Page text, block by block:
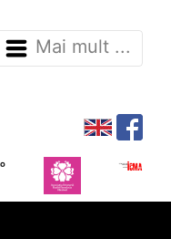
Mai mult ...